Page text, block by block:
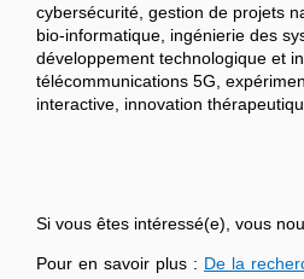
cybersécurité, gestion de projets
bio-informatique, ingénierie des
développement technologique et
télécommunications 5G,
interactive, innovation
Si vous êtes intéressé(e), vous
Pour en savoir plus : De la